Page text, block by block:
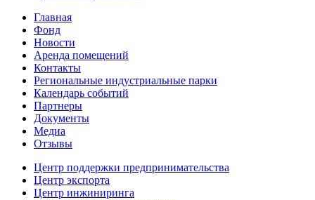
Главная
Фонд
Новости
Аренда помещений
Контакты
Региональные индустриальные парки
Календарь событий
Партнеры
Документы
Медиа
Отзывы
Центр поддержки предпринимательства
Центр экспорта
Центр инжиниринга